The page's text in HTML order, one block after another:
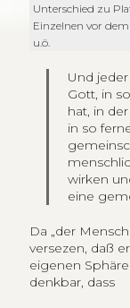
Unterschied zu
Einzelnen vor
u.ö.
Und
Gott, in
hat, in
in so
wirken
eine
Da „der
versezen, daß
eigenen
denkbar, dass